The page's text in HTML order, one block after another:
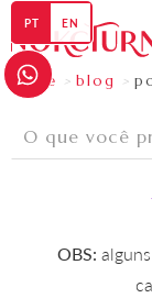

PT EN
home > blog >
OBS: